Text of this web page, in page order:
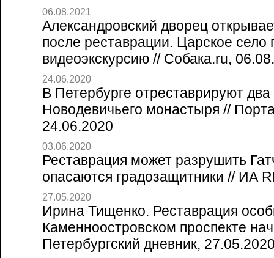
06.08.2021
Александровский дворец
после реставрации. Царское село
видеоэкскурсию // Собака.ru,
24.06.2020
В Петербурге отреставрируют два
Новодевичьего монастыря //
24.06.2020
03.06.2020
Реставрация может разрушить
опасаются градозащитники // ИА
27.05.2020
Ирина Тищенко. Реставрация
Каменноостровском проспекте
Петербургский дневник,